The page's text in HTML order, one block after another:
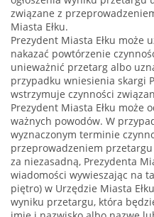
związane z
Miasta Ełku.
Prezydent Miasta Ełku może
nakazać powtórzenie
unieważnić przetarg albo
przypadku wniesienia skargi
wstrzymuje czynności
Prezydent Miasta Ełku może
ważnych powodów. W
wyznaczonym terminie
przeprowadzeniem
za niezasadną, Prezydenta
wiadomości wywieszając na
piętro) w Urzędzie Miasta
wyniku przetargu, która